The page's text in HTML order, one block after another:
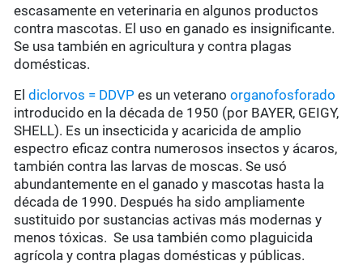
escasamente en veterinaria en algunos productos
contra mascotas. El uso en ganado es insignificante.
Se usa también en agricultura y contra plagas
domésticas.
Eldiclorvos = DDVP es un veteranoorganofosforado
introducido en la década de 1950 (por BAYER, GEIGY,
SHELL). Es un insecticida y acaricida de amplio
espectro eficaz contra numerosos insectos y ácaros,
también contra las larvas de moscas. Se usó
abundantemente en el ganado y mascotas hasta la
década de 1990. Después ha sido ampliamente
sustituido por sustancias activas más modernas y
menos tóxicas. Se usa también como plaguicida
agrícola y contra plagas domésticas y públicas.